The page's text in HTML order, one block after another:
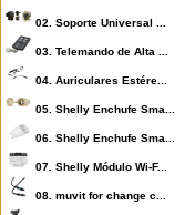
02. Soporte Universal ...
03. Telemando de Alta ...
04. Auriculares Estére...
05. Shelly Enchufe Sma...
06. Shelly Enchufe Sma...
07. Shelly Módulo Wi-F...
08. muvit for change c...